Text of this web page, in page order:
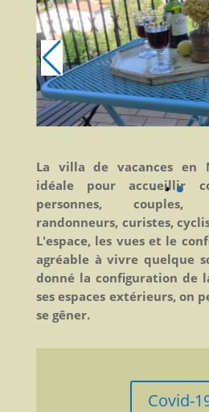
La villa de vacances en
idéale pour accueillir
personnes,
randonneurs, curistes,
L'espace, les vues et le
agréable à vivre quelque
donné la configuration de
ses espaces extérieurs, on
se gêner.
Covid-